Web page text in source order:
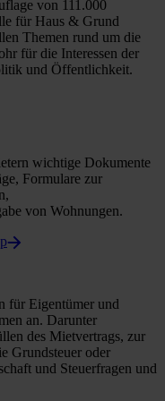
von 111.000
für Haus & Grund
Themen rund um die
für die Interessen der
und Öffentlichkeit.
wichtige Dokumente
Formulare zur
von Wohnungen.
für Eigentümer und
an. Darunter
des Mietvertrags, zur
Grundsteuer oder
und Steuerfragen und